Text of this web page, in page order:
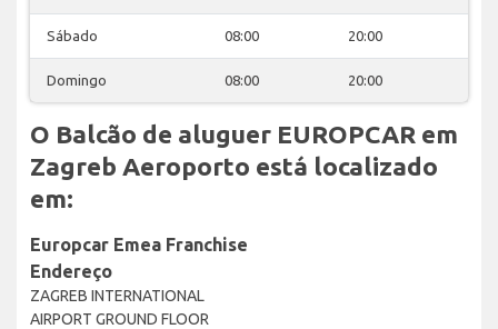
Sábado 08:00 20:00
Domingo 08:00 20:00
O Balcão de aluguer EUROPCAR em
Zagreb Aeroporto está localizado
em:
Europcar Emea Franchise
Endereço
ZAGREB INTERNATIONAL
AIRPORT GROUND FLOOR